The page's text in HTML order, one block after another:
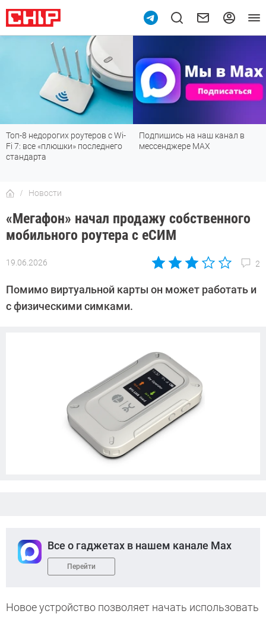
Топ-8 недорогих роутеров с Wi-
Fi 7: все «плюшки» последнего
стандарта
Подпишись на наш канал в
мессенджере МАХ
Новости
«Мегафон» начал продажу собственного
мобильного роутера с еСИМ
19.06.2026 2
Автор:
Помимо виртуальной карты он может работать и
с физическими симками.
Все о гаджетах в нашем канале Max
Перейти
Новое устройство позволяет начать использовать